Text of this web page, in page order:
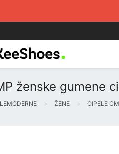
ženske gumene
ŽENE CIPELE